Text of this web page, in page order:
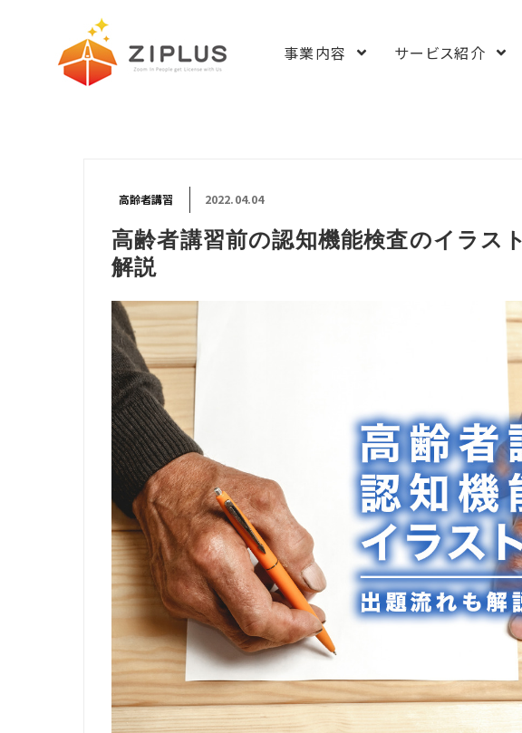
ZIPLUS（ジップラス
事業内容 サービス紹介
Ziplusの外
Samurai
ロードサー
高齢者講習 2022.04.04
高齢者講習前の認知機能検査のイラス
解説